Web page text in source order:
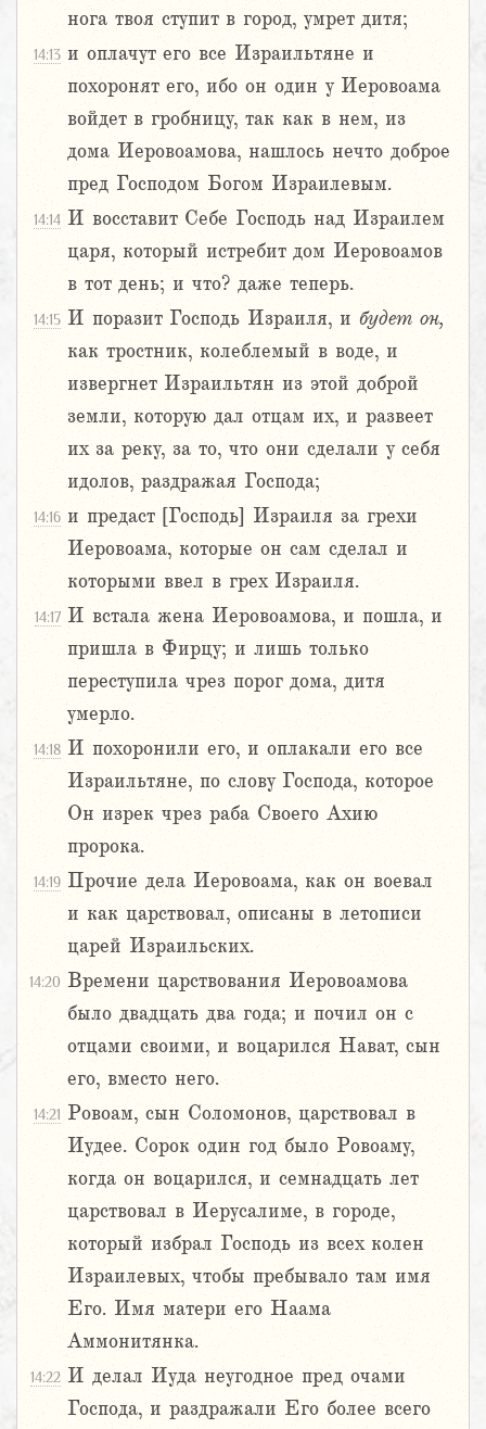
нога твоя ступит в город, умрет дитя;
14:13 и оплачут его все Израильтяне и
похоронят его, ибо он один у Иеровоама
войдет в гробницу, так как в нем, из
дома Иеровоамова, нашлось нечто доброе
пред Господом Богом Израилевым.
14:14 И восставит Себе Господь над Израилем
царя, который истребит дом Иеровоамов
в тот день; и что? даже теперь.
14:15 И поразит Господь Израиля, и будет он,
как тростник, колеблемый в воде, и
извергнет Израильтян из этой доброй
земли, которую дал отцам их, и развеет
их за реку, за то, что они сделали у себя
идолов, раздражая Господа;
14:16 и предаст [Господь] Израиля за грехи
Иеровоама, которые он сам сделал и
которыми ввел в грех Израиля.
14:17 И встала жена Иеровоамова, и пошла, и
пришла в Фирцу; и лишь только
переступила чрез порог дома, дитя
умерло.
14:18 И похоронили его, и оплакали его все
Израильтяне, по слову Господа, которое
Он изрек чрез раба Своего Ахию
пророка.
14:19 Прочие дела Иеровоама, как он воевал
и как царствовал, описаны в летописи
царей Израильских.
14:20 Времени царствования Иеровоамова
было двадцать два года; и почил он с
отцами своими, и воцарился Нават, сын
его, вместо него.
14:21 Ровоам, сын Соломонов, царствовал в
Иудее. Сорок один год было Ровоаму,
когда он воцарился, и семнадцать лет
царствовал в Иерусалиме, в городе,
который избрал Господь из всех колен
Израилевых, чтобы пребывало там имя
Его. Имя матери его Наама
Аммонитянка.
14:22 И делал Иуда неугодное пред очами
Господа, и раздражали Его более всего